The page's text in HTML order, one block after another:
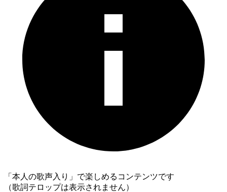
「本人の歌声入り」で楽しめるコンテンツです
（歌詞テロップは表示されません）